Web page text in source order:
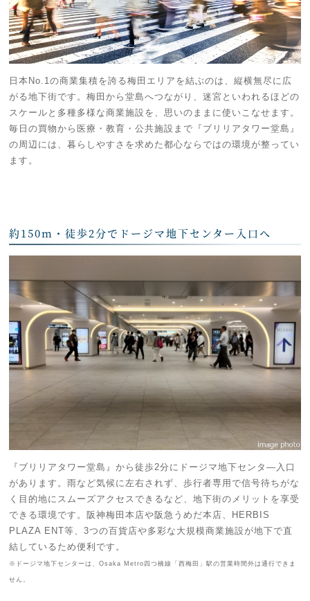
日本No.1の商業集積を誇る梅田エリアを結ぶのは、縦横無尽に広
がる地下街です。梅田から堂島へつながり、迷宮といわれるほどの
スケールと多種多様な商業施設を、思いのままに使いこなせます。
毎日の買物から医療・教育・公共施設まで『ブリリアタワー堂島』
の周辺には、暮らしやすさを求めた都心ならではの環境が整ってい
ます。
約150m・徒歩2分でドージマ地下センター入口へ
『ブリリアタワー堂島』から徒歩2分にドージマ地下センタ―入口
があります。雨など気候に左右されず、歩行者専用で信号待ちがな
く目的地にスムーズアクセスできるなど、地下街のメリットを享受
できる環境です。阪神梅田本店や阪急うめだ本店、HERBIS
PLAZA ENT等、3つの百貨店や多彩な大規模商業施設が地下で直
結しているため便利です。
※ドージマ地下センターは、Osaka Metro四つ橋線「西梅田」駅の営業時間外は通行できま
せん。